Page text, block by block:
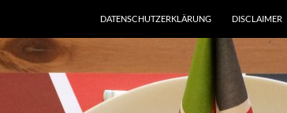
DATENSCHUTZERKLÄRUNG DISCLAIMER